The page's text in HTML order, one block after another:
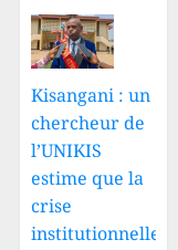
Kisangani : un
chercheur de
l’UNIKIS
estime que la
crise
institutionnelle